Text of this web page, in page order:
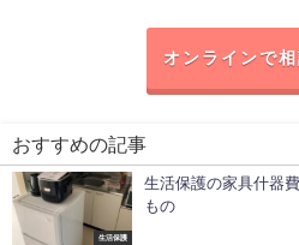
オンラインで
おすすめの記事
生活保護
生活保護の家具什器
もの